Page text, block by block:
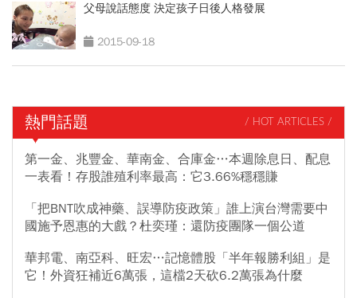
父母說話態度 決定孩子日後人格發展
2015-09-18
熱門話題 / HOT ARTICLES /
第一金、兆豐金、華南金、合庫金…本週除息日、配息
一表看！存股誰殖利率最高：它3.66%穩穩賺
「把BNT吹成神藥、誤導防疫政策」誰上演台灣需要中
國施予恩惠的大戲？杜奕瑾：還防疫團隊一個公道
華邦電、南亞科、旺宏…記憶體股「半年報勝利組」是
它！外資狂補近6萬張，這檔2天砍6.2萬張為什麼